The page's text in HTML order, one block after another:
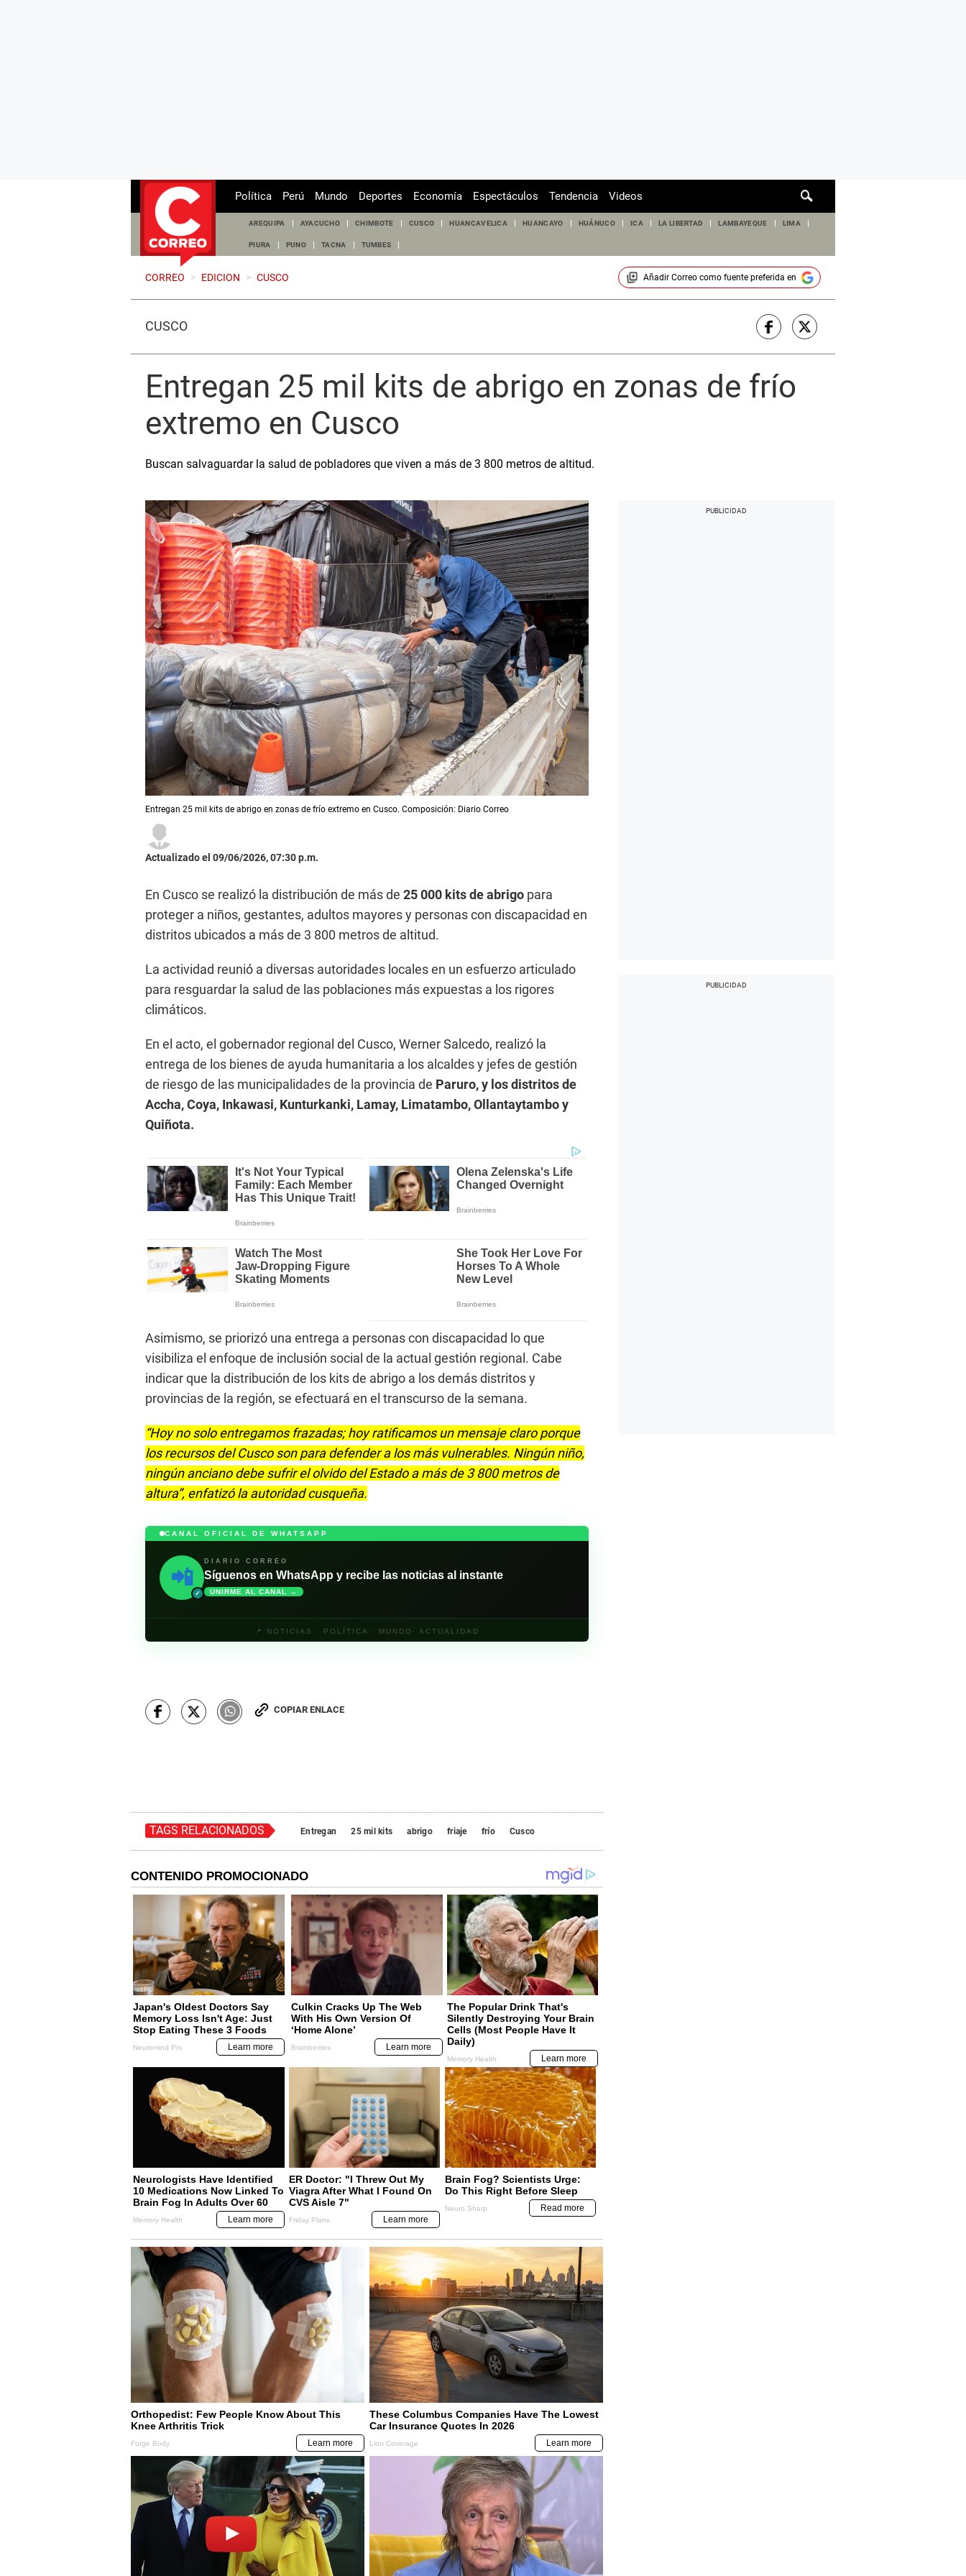
de
Política Perú Mundo Deportes Economía Espectáculos Tendencia Videos
AREQUIPA AYACUCHO CHIMBOTE CUSCO HUANCAVELICA HUANCAYO HUÁNUCO ICA LA LIBERTAD LAMBAYEQUE LIMA
PIURA PUNO TACNA TUMBES
CORREO > EDICION > CUSCO Añadir Correocomo fuente preferida en
CUSCO
Entregan 25 mil kits de abrigo en zonas de frío
extremo en Cusco
Buscan salvaguardar la salud de pobladores que viven a más de 3 800 metros de altitud.
Entregan 25 mil kits de abrigo en zonas de frío extremo en Cusco. Composición: Diario Correo
Actualizado el 09/06/2026, 07:30 p.m.
En Cusco se realizó la distribución de más de 25 000 kits de abrigo para
proteger a niños, gestantes, adultos mayores y personas con discapacidad en
distritos ubicados a más de 3 800 metros de altitud.
La actividad reunió a diversas autoridades locales en un esfuerzo articulado
para resguardar la salud de las poblaciones más expuestas a los rigores
climáticos.
En el acto, el gobernador regional del Cusco, Werner Salcedo, realizó la
entrega de los bienes de ayuda humanitaria a los alcaldes y jefes de gestión
de riesgo de las municipalidades de la provincia de Paruro, y los distritos de
Accha, Coya, Inkawasi, Kunturkanki, Lamay, Limatambo, Ollantaytambo y
Quiñota.
Asimismo, se priorizó una entrega a personas con discapacidad lo que
visibiliza el enfoque de inclusión social de la actual gestión regional. Cabe
indicar que la distribución de los kits de abrigo a los demás distritos y
provincias de la región, se efectuará en el transcurso de la semana.
“Hoy no solo entregamos frazadas; hoy ratificamos un mensaje claro porque
los recursos del Cusco son para defender a los más vulnerables. Ningún niño,
ningún anciano debe sufrir el olvido del Estado a más de 3 800 metros de
altura”, enfatizó la autoridad cusqueña.
CANAL OFICIAL DE WHATSAPP
📲
✓
DIARIO CORREO
Síguenos en WhatsApp y recibe las noticias al instante
UNIRME AL CANAL →
📍 NOTICIAS · POLÍTICA · MUNDO· ACTUALIDAD
COPIAR ENLACE
TAGS RELACIONADOS Entregan 25 mil kits abrigo friaje frío Cusco